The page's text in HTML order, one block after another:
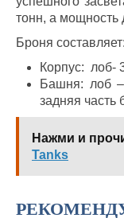
тонн, а мощность
Броня составляет:
Корпус: лоб-
Башня: лоб
задняя
Нажми и
Tanks